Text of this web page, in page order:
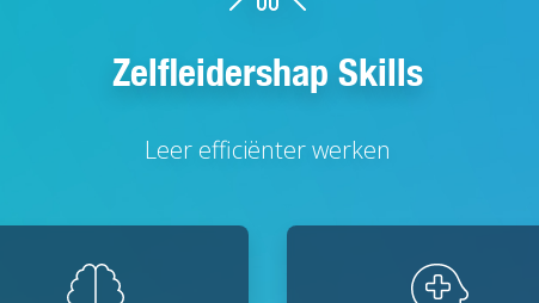
Zelfleidershap Skills
Leer efficiënter werken